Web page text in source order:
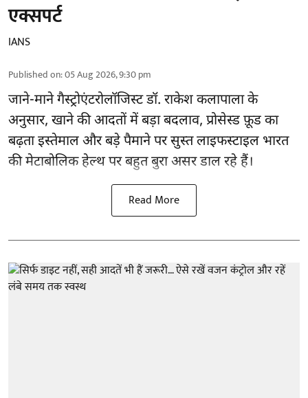
एक्सपर्ट
IANS
Published on:05 Aug 2026, 9:30 pm
जाने-माने गैस्ट्रोएंटरोलॉजिस्ट डॉ. राकेश कलापाला के
अनुसार, खाने की आदतोंमें बड़ा बदलाव, प्रोसेस्ड फ़ूड का
बढ़ता इस्तेमाल और बड़े पैमाने पर सुस्त लाइफस्टाइल भारत
की मेटाबोलिक हेल्थ पर बहुत बुरा असर डाल रहे हैं।
Read More